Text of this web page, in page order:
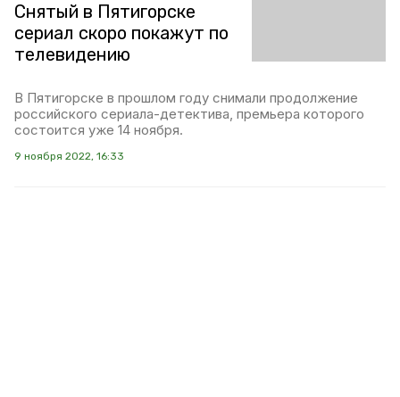
Снятый в Пятигорске
сериал скоро покажут по
телевидению
В Пятигорске в прошлом году снимали продолжение
российского сериала-детектива, премьера которого
состоится уже 14 ноября.
9 ноября 2022, 16:33